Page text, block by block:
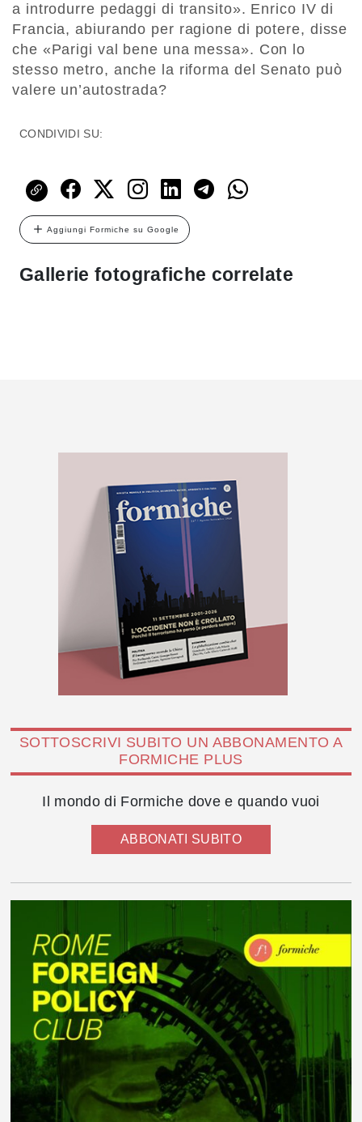
a introdurre pedaggi di transito». Enrico IV di
Francia, abiurando per ragione di potere, disse
che «Parigi val bene una messa». Con lo
stesso metro, anche la riforma del Senato può
valere un’autostrada?
CONDIVIDI SU:
Aggiungi Formiche su Google
Gallerie fotografiche correlate
SOTTOSCRIVI SUBITO UN ABBONAMENTO A
FORMICHE PLUS
Il mondo di Formiche dove e quando vuoi
ABBONATI SUBITO